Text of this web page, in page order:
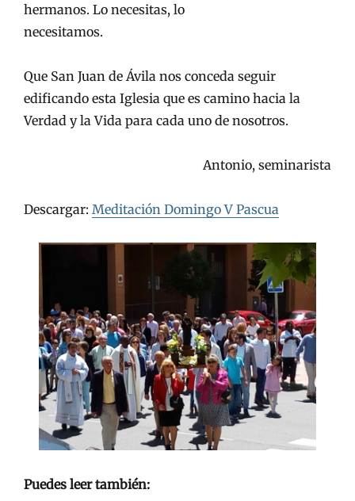
hermanos. Lo necesitas, lo
necesitamos.
Que San Juan de Ávila nos conceda seguir
edificando esta Iglesia que es camino hacia la
Verdad y la Vida para cada uno de nosotros.
Antonio, seminarista
Descargar: Meditación Domingo V Pascua
Puedes leer también: